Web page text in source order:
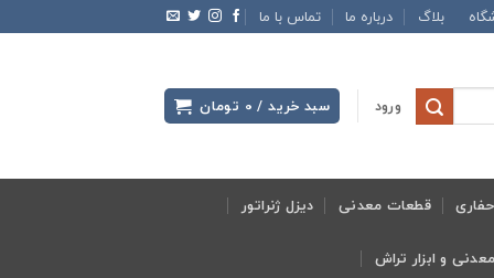
بلاگ درباره ما تماس با ما
ورود سبد خرید / 0 تومان
قطعات معدنی دیزل ژنراتور